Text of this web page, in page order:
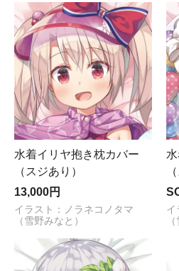
水着イリヤ抱き枕カバー
（スジあり）
13,000円
イラスト：ノラネコノタマ
（雪野みなと）
イ